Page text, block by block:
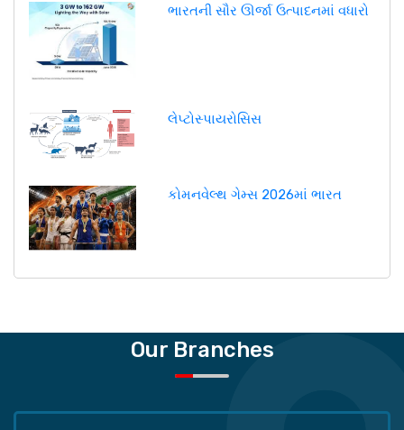
ભારતની સૌર ઊર્જા ઉત્પાદનમાં વધારો
લેપ્ટોસ્પાયરોસિસ
કોમનવેલ્થ ગેમ્સ 2026માં ભારત
Our Branches